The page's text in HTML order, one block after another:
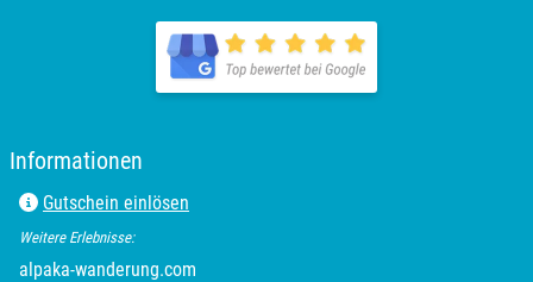
öffnet in neuem Fenster
Informationen
Gutschein einlösen
Weitere Erlebnisse:
alpaka-wanderung.com
Koblenz
Kronach